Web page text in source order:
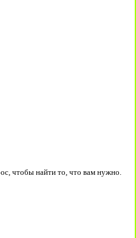
чтобы найти то, что вам нужно.